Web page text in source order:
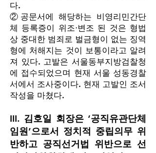
다.
②공문서에 해당하는 비영리민간단
체 등록증이 위조⋅변조 된 것은 형법
상 중대한 범죄로 벌금형이 없는 징역
형에 처해지는 것이 보통이라고 알려
져 있다. 고발은 서울동부지방검찰청
에 접수되었으며 현재 서울 성동경찰
서에서 조사중이다. 현재 고발인 조서
작성을 마쳤다.
III. 김호일 회장은 ‘공직유관단체
임원’으로서 정치적 중립의무 위
반하고 공직선거법 위반으로 선